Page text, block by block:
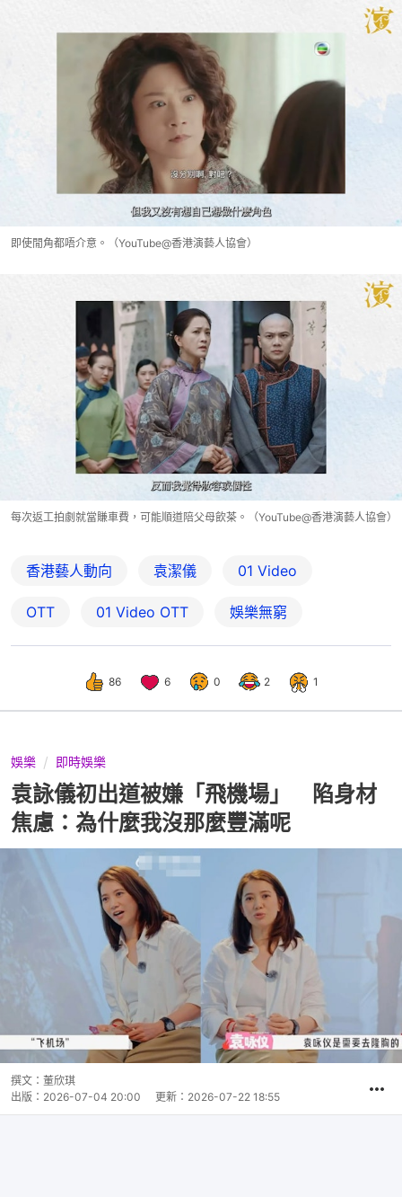
即使閒角都唔介意。（YouTube@香港演藝人協會）
每次返工拍劇就當賺車費，可能順道陪父母飲茶。（YouTube@香港演藝人協會）
香港藝人動向 袁潔儀 01 Video
OTT 01‌ ‌Video‌ ‌OTT 娛樂無窮
86 6 0 2 1
娛樂 即時娛樂
袁詠儀初出道被嫌「飛機場」 陷身材
焦慮：為什麼我沒那麼豐滿呢
撰文： 董欣琪
出版： 2026-07-04 20:00 更新： 2026-07-22 18:55